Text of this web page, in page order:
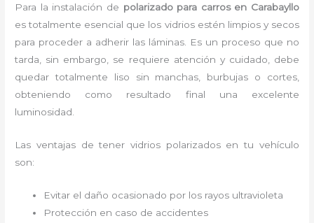
Para la instalación de polarizado para carros en Carabayllo
es totalmente esencial que los vidrios estén limpios y secos
para proceder a adherir las láminas. Es un proceso que no
tarda, sin embargo, se requiere atención y cuidado, debe
quedar totalmente liso sin manchas, burbujas o cortes,
obteniendo como resultado final una excelente
luminosidad.
Las ventajas de tener vidrios polarizados en tu vehículo
son:
Evitar el daño ocasionado por los rayos ultravioleta
Protección en caso de accidentes